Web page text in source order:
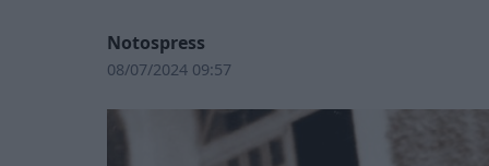
Notospress
08/07/2024 09:57